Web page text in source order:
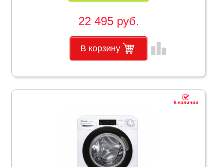
22 495 руб.
В корзину leaderboard